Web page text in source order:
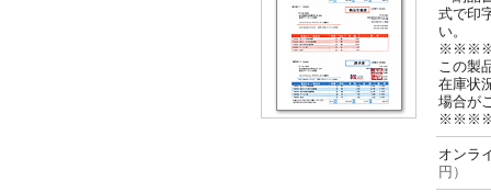
式で印
い。
この製
在庫状
場合が
オン
円）